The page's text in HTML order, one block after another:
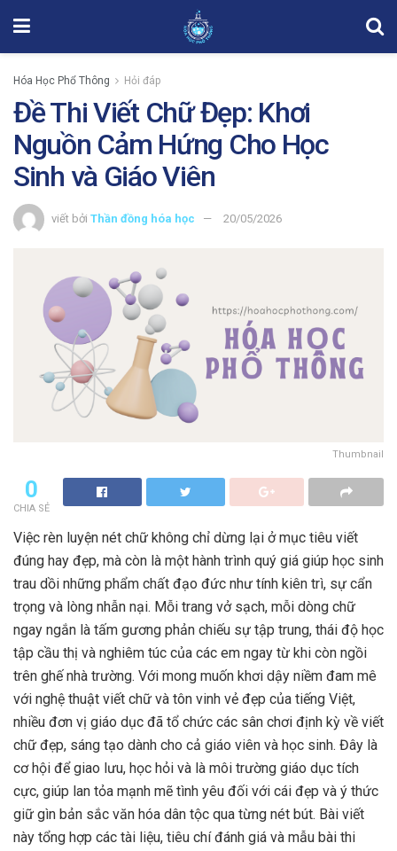
Hóa Học Phổ Thông Hỏi đáp
Đề Thi Viết Chữ Đẹp: Khơi
Nguồn Cảm Hứng Cho Học
Sinh và Giáo Viên
viết bởi Thần đồng hóa học 20/05/2026
Thumbnail
0
CHIA SẺ
Việc rèn luyện nét chữ không chỉ dừng lại ở mục tiêu viết
đúng hay đẹp, mà còn là một hành trình quý giá giúp học sinh
trau dồi những phẩm chất đạo đức như tính kiên trì, sự cẩn
trọng và lòng nhẫn nại. Mỗi trang vở sạch, mỗi dòng chữ
ngay ngắn là tấm gương phản chiếu sự tập trung, thái độ học
tập cầu thị và nghiêm túc của các em ngay từ khi còn ngồi
trên ghế nhà trường. Với mong muốn khơi dậy niềm đam mê
với nghệ thuật viết chữ và tôn vinh vẻ đẹp của tiếng Việt,
nhiều đơn vị giáo dục đã tổ chức các sân chơi định kỳ về viết
chữ đẹp, sáng tạo dành cho cả giáo viên và học sinh. Đây là
cơ hội để giao lưu, học hỏi và là môi trường giáo dục tích
cực, giúp lan tỏa mạnh mẽ tình yêu đối với cái đẹp và ý thức
giữ gìn bản sắc văn hóa dân tộc qua từng nét bút. Bài viết
này tổng hợp các tài liệu, tiêu chí đánh giá và mẫu bài thi